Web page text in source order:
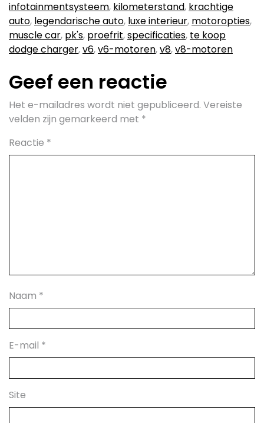
infotainmentsysteem, kilometerstand, krachtige
auto, legendarische auto, luxe interieur, motoropties,
muscle car, pk's, proefrit,specificaties, te koop
dodge charger,v6,v6-motoren,v8,v8-motoren
Geef een reactie
Het e-mailadres wordt niet gepubliceerd. Vereiste
velden zijn gemarkeerd met *
Reactie *
Naam *
E-mail *
Site